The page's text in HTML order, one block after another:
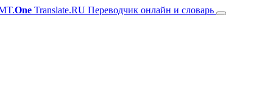
One Translate.RU Переводчик онлайн и словарь